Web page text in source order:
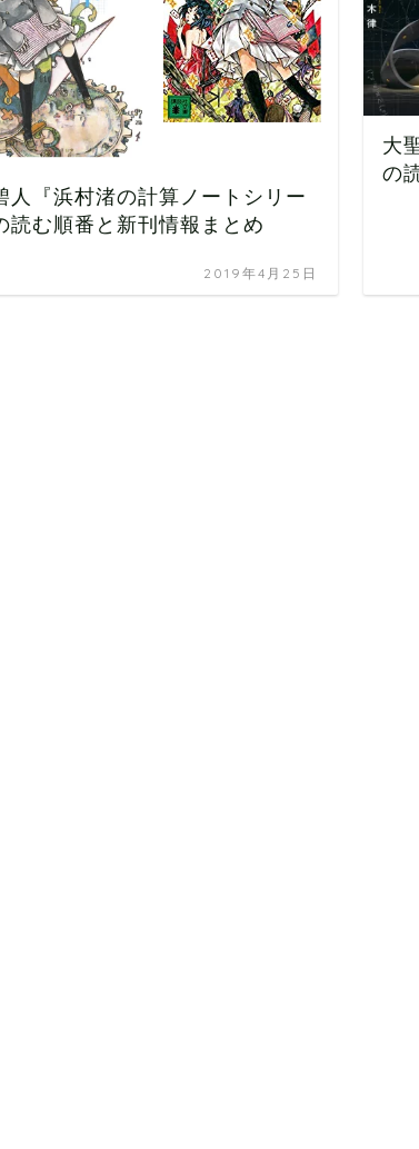
人『浜村渚の計算ノートシリー
読む順番と新刊情報まとめ
2019年4月25日
大
の